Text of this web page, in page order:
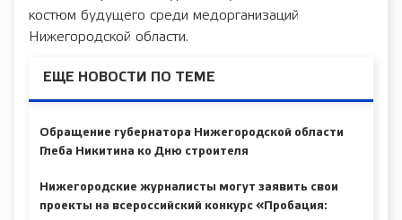
костюм будущего среди медорганизаций
Нижегородской области.
ЕЩЕ НОВОСТИ ПО ТЕМЕ
Обращение губернатора Нижегородской области
Глеба Никитина ко Дню строителя
Нижегородские журналисты могут заявить свои
проекты на всероссийский конкурс «Пробация: